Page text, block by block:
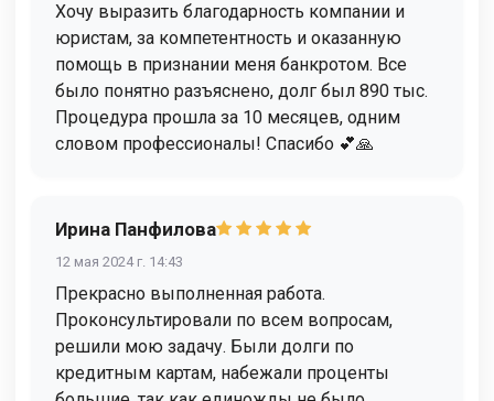
Хочу выразить благодарность компании и
юристам, за компетентность и оказанную
помощь в признании меня банкротом. Все
было понятно разъяснено, долг был 890 тыс.
Процедура прошла за 10 месяцев, одним
словом профессионалы! Спасибо 💕🙏
Ирина Панфилова
12 мая 2024 г. 14:43
Прекрасно выполненная работа.
Проконсультировали по всем вопросам,
решили мою задачу. Были долги по
кредитным картам, набежали проценты